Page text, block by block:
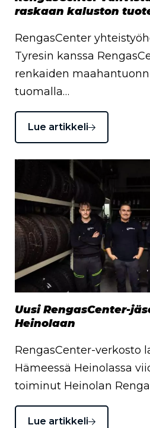
raskaan kaluston
RengasCenter
Tyresin kanssa
renkaiden
tuomalla…
Lue artikkeli
Uusi RengasCenter-
Heinolaan
RengasCenter-verkosto
Hämeessä Heinolassa
toiminut Heinolan
Lue artikkeli